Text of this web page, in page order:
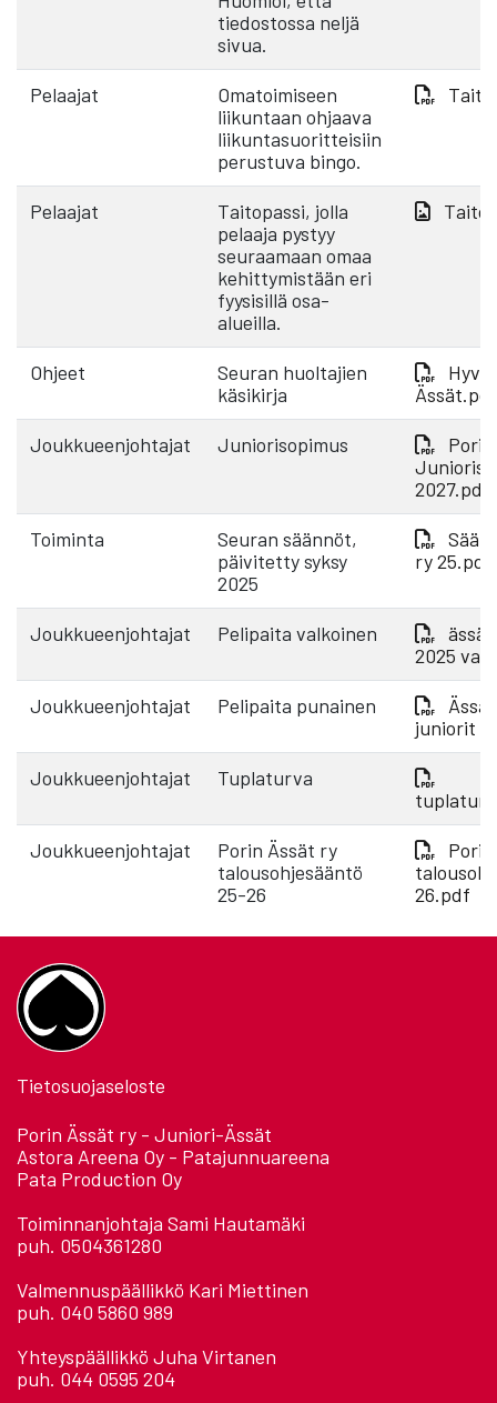
tiedostossa neljä
sivua.
Pelaajat
Omatoimiseen
liikuntaan ohjaava
liikuntasuoritteisiin
perustuva bingo.
Pelaajat
Taitopassi, jolla
pelaaja pystyy
seuraamaan omaa
kehittymistään eri
fyysisillä osa-
alueilla.
Ohjeet
Seuran huoltajien
käsikirja
Ässät.pdf
Joukkueenjohtajat Juniorisopimus
2027.pdf
Toiminta
Seuran säännöt,
päivitetty syksy
2025
ry 25.pdf
Joukkueenjohtajat Pelipaita valkoinen
2025
Joukkueenjohtajat Pelipaita punainen
juniorit
Joukkueenjohtajat
Tuplaturva
Joukkueenjohtajat
Porin Ässät ry
talousohjesääntö
25-26
26.pdf
Tietosuojaseloste
Porin Ässät ry - Juniori-Ässät
Astora Areena Oy - Patajunnuareena
Pata Production Oy
Toiminnanjohtaja Sami Hautamäki
puh. 0504361280
Valmennuspäällikkö Kari Miettinen
puh. 040 5860 989
Yhteyspäällikkö Juha Virtanen
puh. 044 0595 204